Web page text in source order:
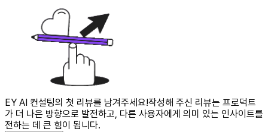
EY AI 컨설팅의 첫 리뷰를 남겨주세요!작성해 주신 리뷰는 프로덕트
가 더 나은 방향으로 발전하고, 다른 사용자에게 의미 있는 인사이트를
전하는 데 큰 힘이 됩니다.